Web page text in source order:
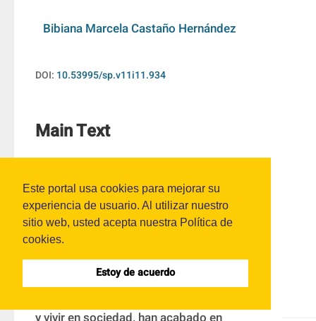
Este portal usa cookies para mejorar su
experiencia de usuario. Al utilizar nuestro
sitio web, usted acepta nuestra Política de
cookies.
Estoy de acuerdo
Bibiana Marcela Castaño Hernández
DOI: 10.53995/sp.v11i11.934
Main Text
A lo largo de la historia de la humanidad
se puede ver cómo la falta de
reconocimiento de la identidad religiosa,
sea por modos particulares de ser, ver,